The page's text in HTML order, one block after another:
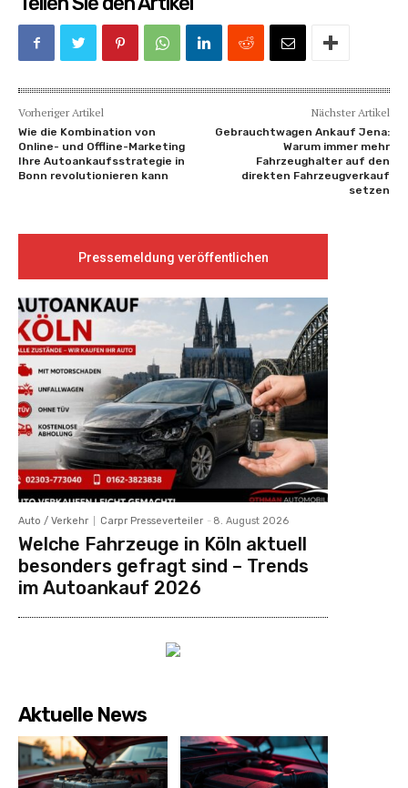
Vorheriger Artikel
Wie die Kombination von
Online- und Offline-Marketing
Ihre Autoankaufsstrategie in
Bonn revolutionieren kann
Nächster Artikel
Gebrauchtwagen Ankauf Jena:
Warum immer mehr
Fahrzeughalter auf den
direkten Fahrzeugverkauf
setzen
Pressemeldung veröffentlichen
Auto / Verkehr Carpr Presseverteiler - 8. August 2026
Welche Fahrzeuge in Köln aktuell
besonders gefragt sind – Trends
im Autoankauf 2026
Aktuelle News